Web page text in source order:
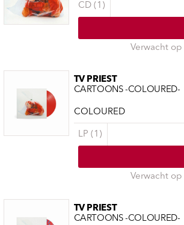
CD (1)
Verwacht op
TV PRIEST
CARTOONS -COLOURED-
COLOURED
LP (1)
Verwacht op
TV PRIEST
CARTOONS -COLOURED-